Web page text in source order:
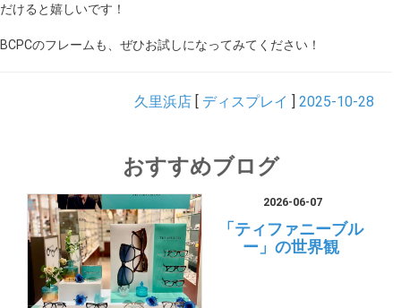
だけると嬉しいです！
BCPCのフレームも、ぜひお試しになってみてください！
久里浜店 ディスプレイ 2025-10-28
おすすめブログ
2026-06-07
「ティファニーブル
ー」の世界観